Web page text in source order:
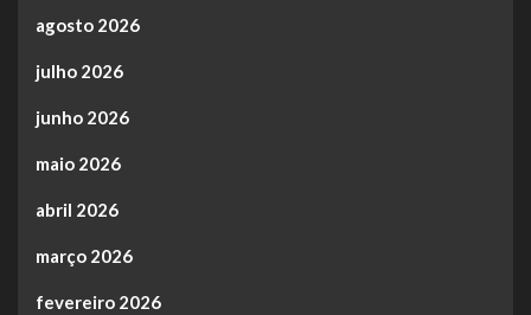
agosto 2026
julho 2026
junho 2026
maio 2026
abril 2026
março 2026
fevereiro 2026